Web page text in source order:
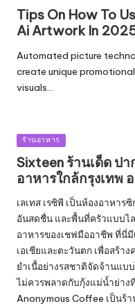
in
Tips On How To
Ai Artwork In
Automated picture
create unique
visuals…
Posted
ร้านอาหาร
Sixteen ร้านเด็ด ป
อาหารใกล้กรุงเทพ
เลเทส เรซิพี เป็นห้องอาหาร
อันสดชื่น และพื้นที่ครัวแบบไ
อาหารของเชฟมืออาชีพ ที่นี่
เอเชียและตะวันตก เพื่อสร้า
ยำเนื้อย่างรสชาติจัดจ้านแบ
ไม่ควรพลาดกับกุ้งแม่น้ำย่าง
Anonymous Coffee เป็นร้